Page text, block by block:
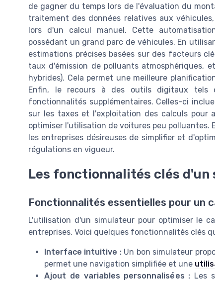
de gagner du temps lors de l'évaluation du
traitement des données relatives aux
lors d'un calcul manuel. Cette
possédant un grand parc de véhicules. En
estimations précises basées sur des facteurs
taux d'émission de polluants atmosphériques,
hybrides). Cela permet une meilleure
Enfin, le recours à des outils digitaux tels
fonctionnalités supplémentaires. Celles-ci
sur les taxes et l'exploitation des calculs pour
optimiser l'utilisation de voitures peu polluantes.
les entreprises désireuses de simplifier et
régulations en vigueur.
Les fonctionnalités clés d'un
Fonctionnalités essentielles pour un
L'utilisation d'un simulateur pour optimiser le
entreprises. Voici quelques fonctionnalités clés
Interface intuitive :Un bon simulateur
permet une navigation simplifiée et une
Ajout de variables personnalisées : Les